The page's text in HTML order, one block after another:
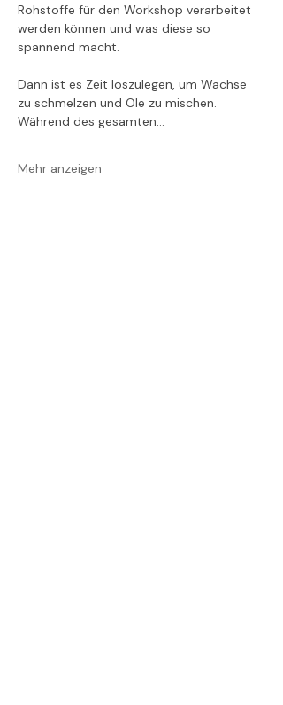
Rohstoffe für den Workshop verarbeitet
werden können und was diese so
spannend macht.
Dann ist es Zeit loszulegen, um Wachse
zu schmelzen und Öle zu mischen.
Während des gesamten…
Mehr anzeigen